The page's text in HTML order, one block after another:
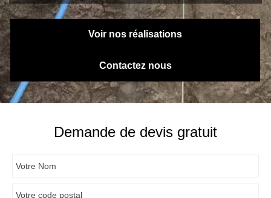
Voir nos réalisations
Contactez nous
Demande de devis gratuit